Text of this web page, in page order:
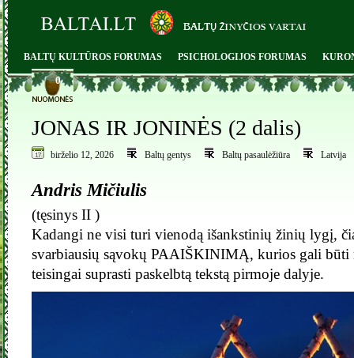
BALTŲ KULTŪROS FORUMAS PSICHOLOGIJOS FORUMAS
0
JONAS IR JONINĖS (2 dalis)
birželio 12, 2026 Baltų gentys Baltų pasaulėžiūra Latvija
Andris Mičiulis
(tęsinys II )
Kadangi ne visi turi vienodą išankstinių žinių lygį,
svarbiausių sąvokų PAAIŠKINIMĄ, kurios gali būti
teisingai suprasti paskelbtą tekstą pirmoje dalyje.